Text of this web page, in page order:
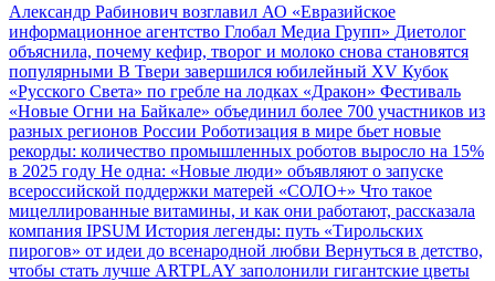
Александр Рабинович возглавил АО «Евразийское
информационное агентство Глобал Медиа Групп» Диетолог
объяснила, почему кефир, творог и молоко снова становятся
популярными В Твери завершился юбилейный XV Кубок
«Русского Света» по гребле на лодках «Дракон» Фестиваль
«Новые Огни на Байкале» объединил более 700 участников из
разных регионов России Роботизация в мире бьет новые
рекорды: количество промышленных роботов выросло на 15%
в 2025 году Не одна: «Новые люди» объявляют о запуске
всероссийской поддержки матерей «СОЛО+» Что такое
мицеллированные витамины, и как они работают, рассказала
компания IPSUM История легенды: путь «Тирольских
пирогов» от идеи до всенародной любви Вернуться в детство,
чтобы стать лучше ARTPLAY заполонили гигантские цветы